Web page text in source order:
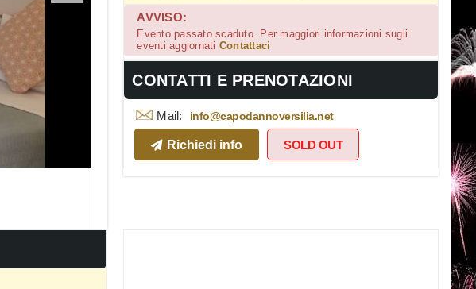
Camera matrimoniale Foto - Capodanno
AVVISO:
Evento passato scaduto. Per maggiori informazioni sugli
eventi aggiornati Contattaci
CONTATTI E PRENOTAZIONI
Mail: info@capodannoversilia.net
Richiedi info SOLD OUT